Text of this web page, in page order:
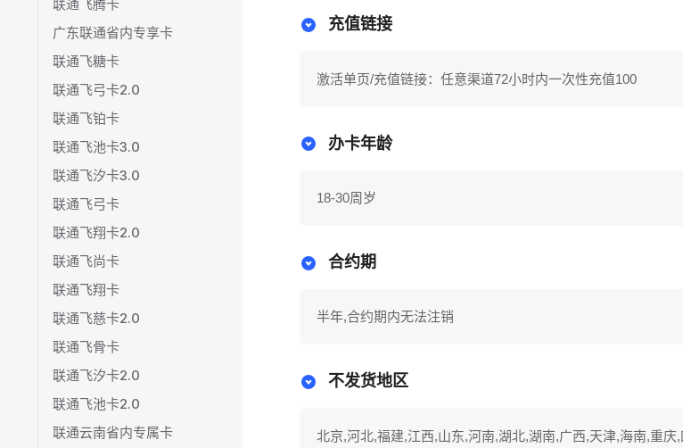
联通飞腾卡
广东联通省内专享卡
联通飞糖卡
联通飞弓卡2.0
联通飞铂卡
联通飞池卡3.0
联通飞汐卡3.0
联通飞弓卡
联通飞翔卡2.0
联通飞尚卡
联通飞翔卡
联通飞慈卡2.0
联通飞骨卡
联通飞汐卡2.0
联通飞池卡2.0
联通云南省内专属卡
充值链接
激活单页/充值链接：任意渠道72小时内一次性充值100
办卡年龄
18-30周岁
合约期
半年,合约期内无法注销
不发货地区
北京,河北,福建,江西,山东,河南,湖北,湖南,广西,天津,海南,重